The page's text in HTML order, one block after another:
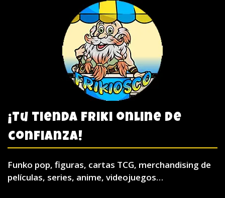
¡Tu tienda friki online de
confianza!
Funko pop, figuras, cartas TCG, merchandising de
películas, series, anime, videojuegos…